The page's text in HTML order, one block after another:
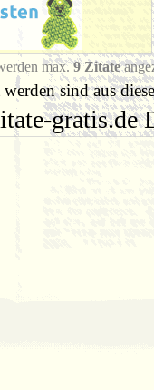
max.9 Zitate
sind aus
gratis.de